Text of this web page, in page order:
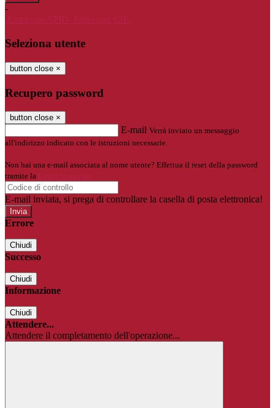
-
Entra con SPID
Entra con CIE
Seleziona utente
button close ×
Recupero password
button close ×
E-mail Verrà inviato un messaggio
all'indirizzo indicato con le istruzioni necessarie.
Non hai una e-mail associata al nome utente? Effettua il reset della password
tramite la
Login Spaggiari
E-mail inviata, si prega di controllare la casella di posta elettronica!
Errore
Chiudi
Successo
Chiudi
Informazione
Chiudi
Attendere...
Attendere il completamento dell'operazione...